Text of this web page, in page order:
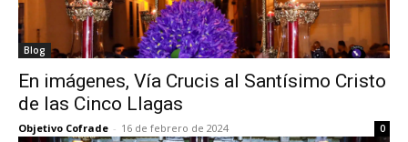
Blog
En imágenes, Vía Crucis al Santísimo Cristo
de las Cinco Llagas
Objetivo Cofrade - 16 de febrero de 2024 0